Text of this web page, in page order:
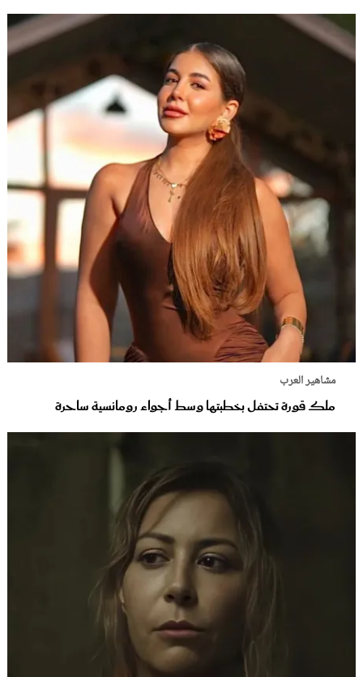
مشاهير العرب
ملك قورة تحتفل بخطبتها وسط أجواء رومانسية ساحرة